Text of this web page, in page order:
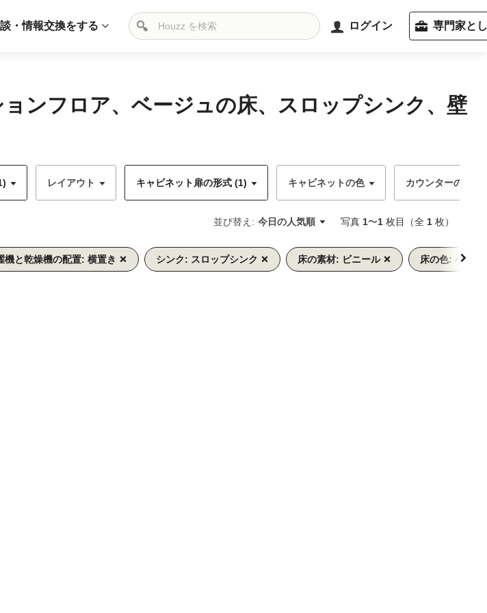
・情報交換をする ログイン 専門家と
ンフロア、ベージュの床、スロップシンク、壁
レイアウト キャビネット扉の形式 (1) キャビネットの色 カウンターの色
並び替え: 今日の人気順 写真 1〜1 枚目（全 1 枚）
機と乾燥機の配置: 横置き シンク: スロップシンク 床の素材: ビニール
床の色: ベージ